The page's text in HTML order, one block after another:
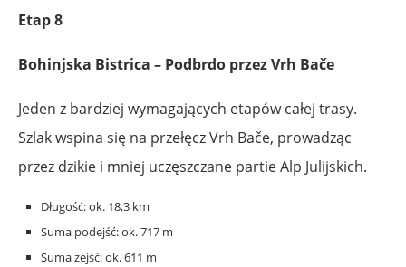
Etap 8
Bohinjska Bistrica – Podbrdo przez Vrh Bače
Jeden z bardziej wymagających etapów całej trasy.
Szlak wspina się na przełęcz Vrh Bače, prowadząc
przez dzikie i mniej uczęszczane partie Alp Julijskich.
Długość: ok. 18,3 km
Suma podejść: ok. 717 m
Suma zejść: ok. 611 m